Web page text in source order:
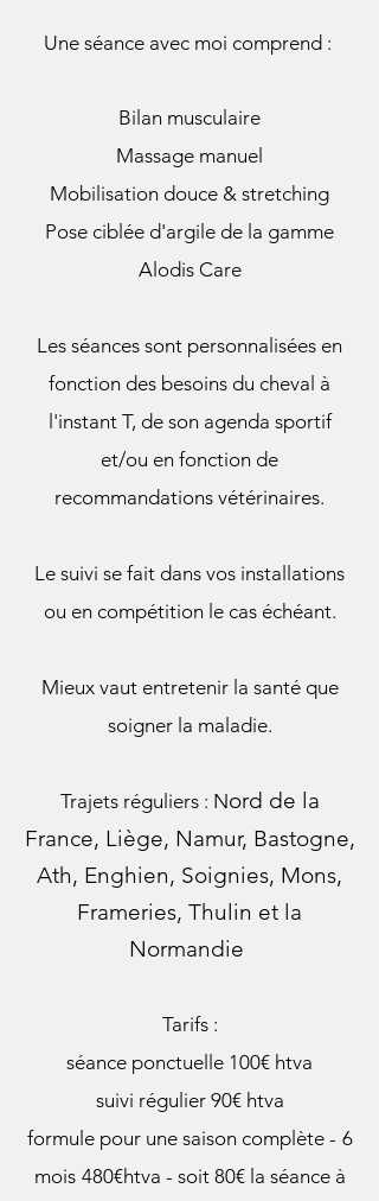
Une séance avec moi comprend :
Bilan musculaire
Massage manuel
Mobilisation douce & stretching
Pose ciblée d'argile de la gamme
Alodis Care
Les séances sont personnalisées en
fonction des besoins du cheval à
l'instant T, de son agenda sportif
et/ou en fonction de
recommandations vétérinaires.
Le suivi se fait dans vos installations
ou en compétition le cas échéant.
Mieux vaut entretenir la santé que
soigner la maladie.
Trajets réguliers : Nord de la
France, Liège, Namur, Bastogne,
Ath, Enghien, Soignies, Mons,
Frameries, Thulin et la
Normandie
Tarifs :
séance ponctuelle 100€ htva
suivi régulier 90€ htva
formule pour une saison complète - 6
mois 480€htva - soit 80€ la séance à